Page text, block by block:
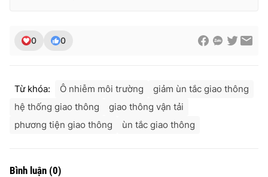
0 0
Từ khóa: Ô nhiễm môi trường
giảm ùn tắc giao thông
hệ thống giao thông
giao thông vận tải
phương tiện giao thông
ùn tắc giao thông
Bình luận (0)